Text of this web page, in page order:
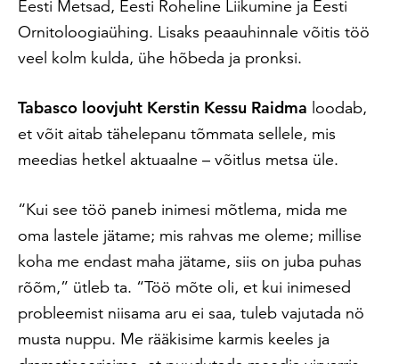
Eesti Metsad, Eesti Roheline Liikumine ja Eesti
Ornitoloogiaühing. Lisaks peaauhinnale võitis töö
veel kolm kulda, ühe hõbeda ja pronksi.
Tabasco loovjuht Kerstin Kessu Raidma loodab,
et võit aitab tähelepanu tõmmata sellele, mis
meedias hetkel aktuaalne – võitlus metsa üle.
“Kui see töö paneb inimesi mõtlema, mida me
oma lastele jätame; mis rahvas me oleme; millise
koha me endast maha jätame, siis on juba puhas
rõõm,” ütleb ta. “Töö mõte oli, et kui inimesed
probleemist niisama aru ei saa, tuleb vajutada nö
musta nuppu. Me rääkisime karmis keeles ja